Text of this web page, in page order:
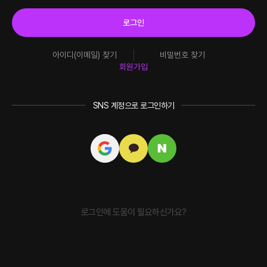
로그인
아이디(이메일) 찾기
비밀번호 찾기
회원가입
SNS 계정으로 로그인하기
로그인에 도움이 필요하신가요?